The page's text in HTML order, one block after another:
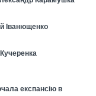
Іванющенко
експансію в